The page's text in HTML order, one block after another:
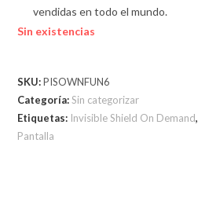
vendidas en todo el mundo.
Sin existencias
SKU:PISOWNFUN6
Categoría:Sin categorizar
Etiquetas: Invisible Shield On Demand,
Pantalla